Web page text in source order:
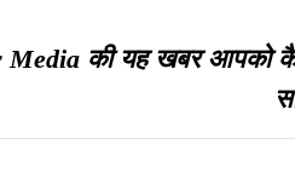
की यह खबर आपको